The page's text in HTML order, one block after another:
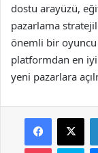
dostu arayüzü,
pazarlama
önemli bir
platformdan en
yeni pazarlara
Facebook
X
Pocket